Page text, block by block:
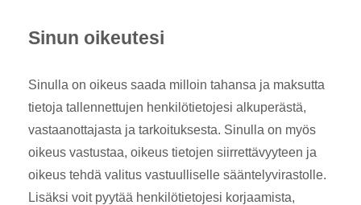
Sinun oikeutesi
Sinulla on oikeus saada milloin tahansa ja maksutta
tietoja tallennettujen henkilötietojesi alkuperästä,
vastaanottajasta ja tarkoituksesta. Sinulla on myös
oikeus vastustaa, oikeus tietojen siirrettävyyteen ja
oikeus tehdä valitus vastuulliselle sääntelyvirastolle.
Lisäksi voit pyytää henkilötietojesi korjaamista,